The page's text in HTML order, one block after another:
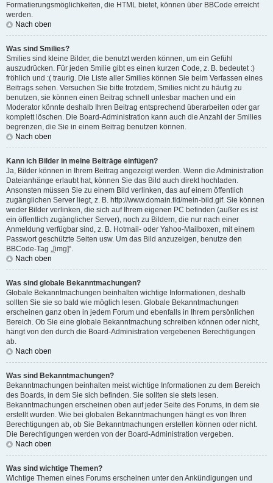
Formatierungsmöglichkeiten, die HTML bietet, können über BBCode erreicht
werden.
Nach oben
Was sind Smilies?
Smilies sind kleine Bilder, die benutzt werden können, um ein Gefühl
auszudrücken. Für jeden Smilie gibt es einen kurzen Code, z. B. bedeutet :)
fröhlich und :( traurig. Die Liste aller Smilies können Sie beim Verfassen eines
Beitrags sehen. Versuchen Sie bitte trotzdem, Smilies nicht zu häufig zu
benutzen, sie können einen Beitrag schnell unlesbar machen und ein
Moderator könnte deshalb Ihren Beitrag entsprechend überarbeiten oder gar
komplett löschen. Die Board-Administration kann auch die Anzahl der Smilies
begrenzen, die Sie in einem Beitrag benutzen können.
Nach oben
Kann ich Bilder in meine Beiträge einfügen?
Ja, Bilder können in Ihrem Beitrag angezeigt werden. Wenn die Administration
Dateianhänge erlaubt hat, können Sie das Bild auch direkt hochladen.
Ansonsten müssen Sie zu einem Bild verlinken, das auf einem öffentlich
zugänglichen Server liegt, z. B. http://www.domain.tld/mein-bild.gif. Sie können
weder Bilder verlinken, die sich auf Ihrem eigenen PC befinden (außer es ist
ein öffentlich zugänglicher Server), noch zu Bildern, die nur nach einer
Anmeldung verfügbar sind, z. B. Hotmail- oder Yahoo-Mailboxen, mit einem
Passwort geschützte Seiten usw. Um das Bild anzuzeigen, benutze den
BBCode-Tag „[img]“.
Nach oben
Was sind globale Bekanntmachungen?
Globale Bekanntmachungen beinhalten wichtige Informationen, deshalb
sollten Sie sie so bald wie möglich lesen. Globale Bekanntmachungen
erscheinen ganz oben in jedem Forum und ebenfalls in Ihrem persönlichen
Bereich. Ob Sie eine globale Bekanntmachung schreiben können oder nicht,
hängt von den durch die Board-Administration vergebenen Berechtigungen
ab.
Nach oben
Was sind Bekanntmachungen?
Bekanntmachungen beinhalten meist wichtige Informationen zu dem Bereich
des Boards, in dem Sie sich befinden. Sie sollten sie stets lesen.
Bekanntmachungen erscheinen oben auf jeder Seite des Forums, in dem sie
erstellt wurden. Wie bei globalen Bekanntmachungen hängt es von Ihren
Berechtigungen ab, ob Sie Bekanntmachungen erstellen können oder nicht.
Die Berechtigungen werden von der Board-Administration vergeben.
Nach oben
Was sind wichtige Themen?
Wichtige Themen eines Forums erscheinen unter den Ankündigungen und